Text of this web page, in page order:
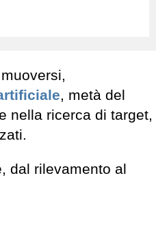
, metà del
nella ricerca di target,
dal rilevamento al